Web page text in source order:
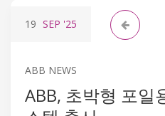
19 SEP '25
ABB NEWS
ABB, 초박형 포일